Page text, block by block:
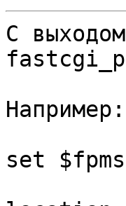
С
Например:
set